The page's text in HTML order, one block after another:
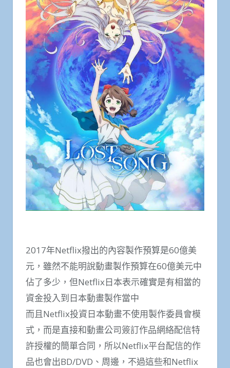
2017年Netflix撥出的內容製作預算是60億美
元，雖然不能明說動畫製作預算在60億美元中
佔了多少，但Netflix日本表示確實是有相當的
資金投入到日本動畫製作當中
而且Netflix投資日本動畫不使用製作委員會模
式，而是直接和動畫公司簽訂作品網絡配信特
許授權的簡單合同，所以Netflix平台配信的作
品也會出BD/DVD、周邊，不過這些和Netflix